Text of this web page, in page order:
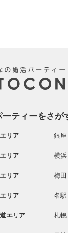
ーティーをさが
リア 銀座
リア 横浜
リア 梅田
リア 名駅
エリア 札幌